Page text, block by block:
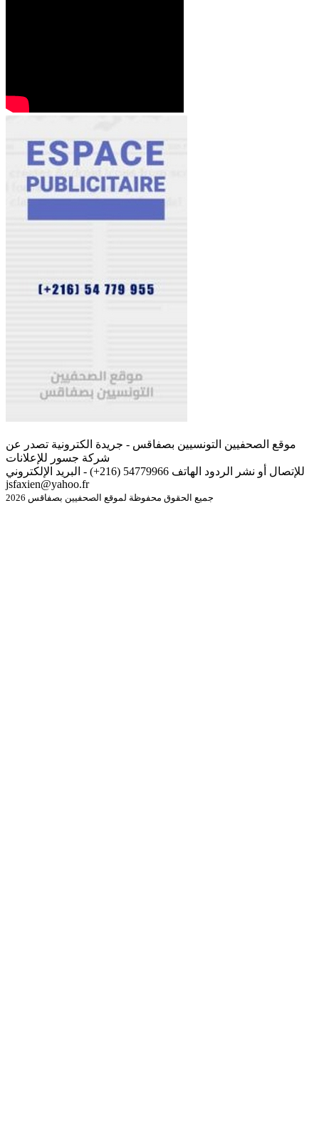
موقع الصحفيين التونسيين بصفاقس - جريدة الكترونية تصدر عن
شركة جسور للإعلانات
للإتصال أو نشر الردود الهاتف 54779966 (216+) - البريد الإلكتروني
jsfaxien@yahoo.fr
جميع الحقوق محفوظة لموقع الصحفيين بصفاقس 2026